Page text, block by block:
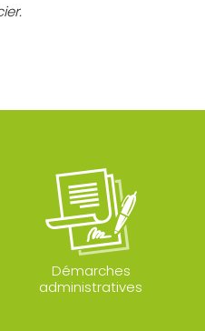
Démarches
administratives